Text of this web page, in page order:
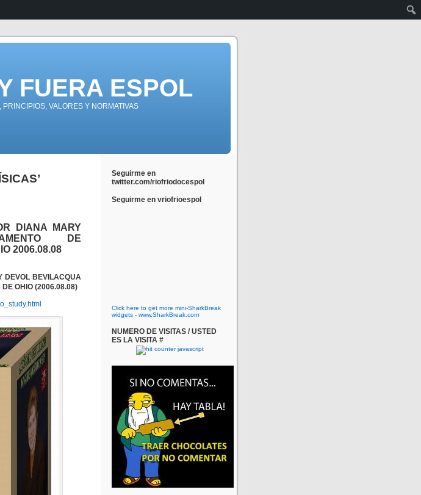
FUERA ESPOL
VALORES Y NORMATIVAS
DIANA MARY
DE
2006.08.08
DEVOL BEVILACQUA
OHIO (2006.08.08)
Seguirme en
twitter.com/riofriodocespol
Seguirme en vriofrioespol
Click here to get more mini-SharkBreak
widgets - www.SharkBreak.com
NUMERO DE VISITAS / USTED
ES LA VISITA #